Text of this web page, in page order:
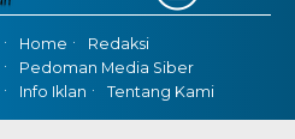
Home
Redaksi
Pedoman Media Siber
Info Iklan
Tentang Kami